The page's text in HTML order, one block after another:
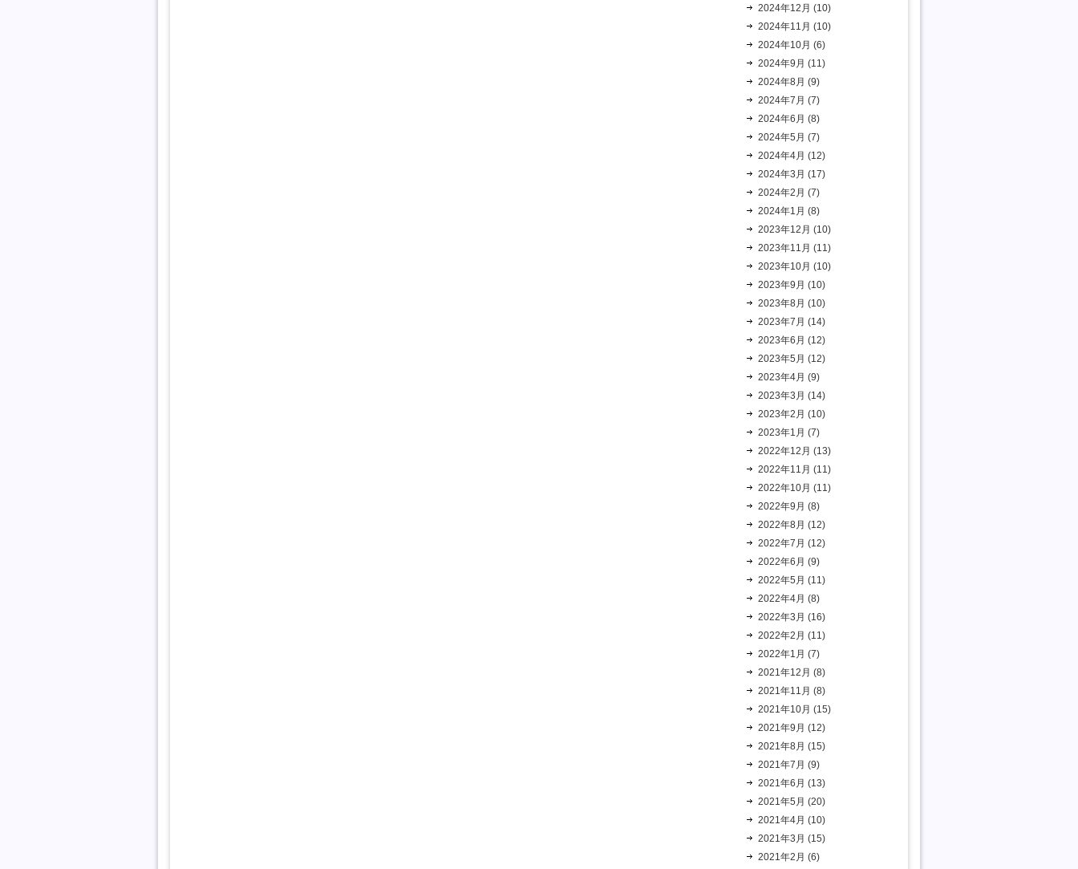
2024年12月 (10)
2024年11月 (10)
2024年10月 (6)
2024年9月 (11)
2024年8月 (9)
2024年7月 (7)
2024年6月 (8)
2024年5月 (7)
2024年4月 (12)
2024年3月 (17)
2024年2月 (7)
2024年1月 (8)
2023年12月 (10)
2023年11月 (11)
2023年10月 (10)
2023年9月 (10)
2023年8月 (10)
2023年7月 (14)
2023年6月 (12)
2023年5月 (12)
2023年4月 (9)
2023年3月 (14)
2023年2月 (10)
2023年1月 (7)
2022年12月 (13)
2022年11月 (11)
2022年10月 (11)
2022年9月 (8)
2022年8月 (12)
2022年7月 (12)
2022年6月 (9)
2022年5月 (11)
2022年4月 (8)
2022年3月 (16)
2022年2月 (11)
2022年1月 (7)
2021年12月 (8)
2021年11月 (8)
2021年10月 (15)
2021年9月 (12)
2021年8月 (15)
2021年7月 (9)
2021年6月 (13)
2021年5月 (20)
2021年4月 (10)
2021年3月 (15)
2021年2月 (6)